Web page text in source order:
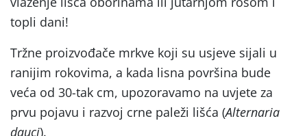
topli dani!
Tržne proizvođače mrkve koji su usjeve sijali u
ranijim rokovima, a kada lisna površina bude
veća od 30-tak cm, upozoravamo na uvjete za
prvu pojavu i razvoj crne paleži lišća (Alternaria
dauci).